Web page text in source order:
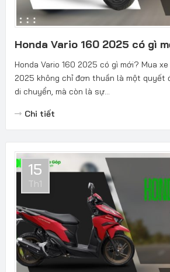
Honda Vario 160 2025 có gì
Honda Vario 160 2025 có gì mới? Mua xe
2025 không chỉ đơn thuần là một quyết
di chuyển, mà còn là sự...
Chi tiết
15
Th1